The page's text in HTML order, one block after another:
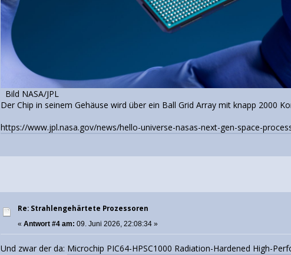
Bild NASA/JPL
Der Chip in seinem Gehäuse wird über ein Ball Grid Array mit knapp 2000
https://www.jpl.nasa.gov/news/hello-universe-nasas-next-gen-space-
Re: Strahlengehärtete Prozessoren
«Antwort #4 am: 09. Juni 2026, 22:08:34 »
Und zwar der da: Microchip PIC64-HPSC1000 Radiation-Hardened High-